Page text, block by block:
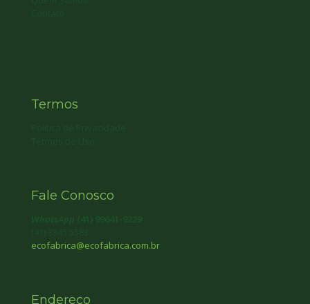
Termos
Fale Conosco
ecofabrica@ecofabrica.com.br
Endereço